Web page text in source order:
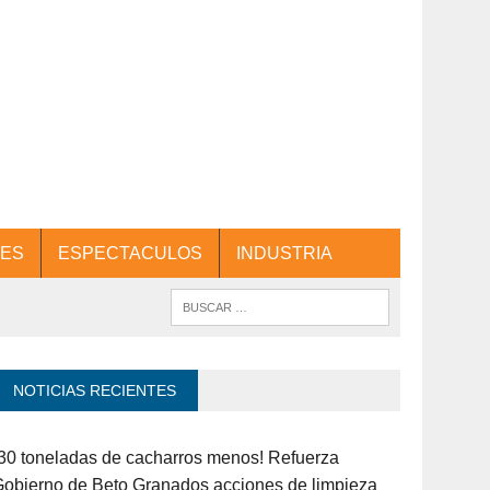
ESPECTACULOS INDUSTRIA
NOTICIAS RECIENTES
toneladas de cacharros menos! Refuerza
de Beto Granados acciones de limpieza